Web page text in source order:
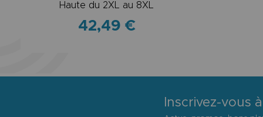
Haute du 2XL au 8XL
42,49 €
Inscrivez-vous